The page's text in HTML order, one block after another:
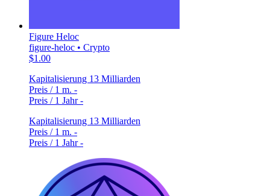
Figure Heloc
figure-heloc • Crypto
$1.00
Kapitalisierung 13 Milliarden
Preis / 1 m. -
Preis / 1 Jahr-
Kapitalisierung 13 Milliarden
Preis / 1 m. -
Preis / 1 Jahr-